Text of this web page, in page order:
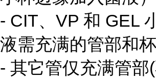
- CIT、VP 和 GEL
液需充满的管部和杯
- 其它管仅充满管部